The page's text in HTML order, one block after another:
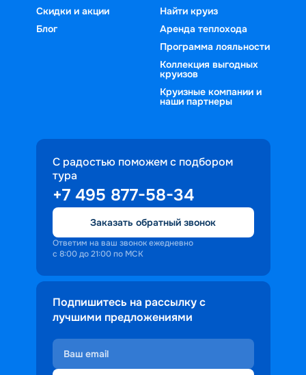
Скидки и акции
Блог
Найти круиз
Аренда теплохода
Программа лояльности
Коллекция выгодных
круизов
Круизные компании и
наши партнеры
С радостью поможем с подбором
тура
+7 495 877-58-34
Заказать обратный звонок
Ответим на ваш звонок ежедневно
с 8:00 до 21:00 по МСК
Подпишитесь на рассылку с
лучшими предложениями